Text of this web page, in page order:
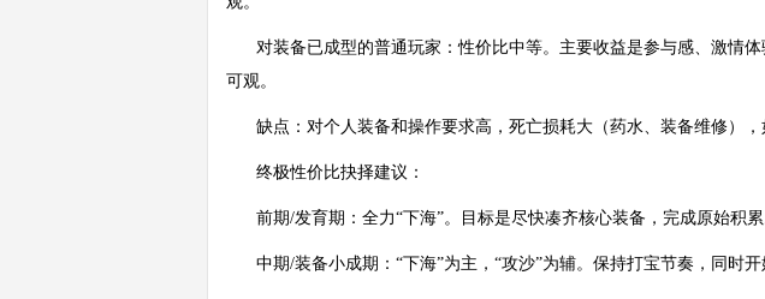
对装备已成型的普通玩家：性价比中等。主要收益是参与感、激情
可观。
缺点：对个人装备和操作要求高，死亡损耗大（药水、装备维修），
终极性价比抉择建议：
前期/发育期：全力“下海”。目标是尽快凑齐核心装备，完成原始积
中期/装备小成期：“下海”为主，“攻沙”为辅。保持打宝节奏，同时